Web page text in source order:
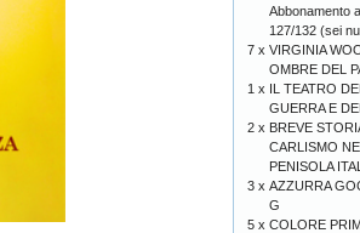
Abbonamento
127/132 (sei
7 x VIRGINIA
OMBRE DEL
1 x IL TEATRO
GUERRA E
2 x BREVE
CARLISMO
PENISOLA
3 x AZZURRA
G
5 x COLORE